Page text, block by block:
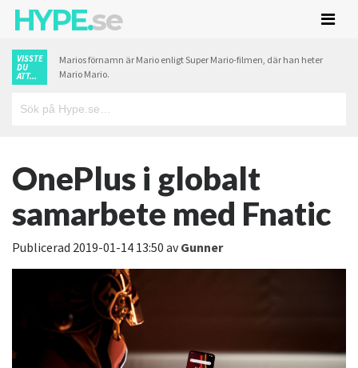
HYPE.se
VISSTE
DU
ATT...
Marios förnamn är Mario enligt Super Mario-filmen, där han heter
Mario Mario.
OnePlus i globalt
samarbete med Fnatic
Publicerad 2019-01-14 13:50 avGunner